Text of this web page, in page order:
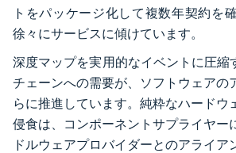
トをパッケージ化して複数年契約を
徐々にサービスに傾けています。
深度マップを実用的なイベントに圧縮
チェーンへの需要が、ソフトウェアの
らに推進しています。純粋なハードウ
侵食は、コンポーネントサプライヤー
ドルウェアプロバイダーとのアライア